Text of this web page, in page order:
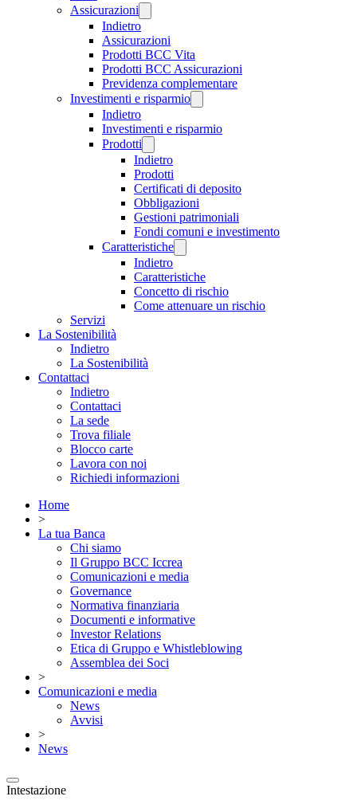
Assicurazioni
Indietro
Assicurazioni
Prodotti BCC Vita
Prodotti BCC Assicurazioni
Previdenza complementare
Investimenti e risparmio
Indietro
Investimenti e risparmio
Prodotti
Indietro
Prodotti
Certificati di deposito
Obbligazioni
Gestioni patrimoniali
Fondi comuni e investimento
Caratteristiche
Indietro
Caratteristiche
Concetto di rischio
Come attenuare un rischio
Servizi
La Sostenibilità
Indietro
La Sostenibilità
Contattaci
Indietro
Contattaci
La sede
Trova filiale
Blocco carte
Lavora con noi
Richiedi informazioni
Home
>
La tua Banca
Chi siamo
Il Gruppo BCC Iccrea
Comunicazioni e media
Governance
Normativa finanziaria
Documenti e informative
Investor Relations
Etica di Gruppo e Whistleblowing
Assemblea dei Soci
>
Comunicazioni e media
News
Avvisi
>
News
Intestazione